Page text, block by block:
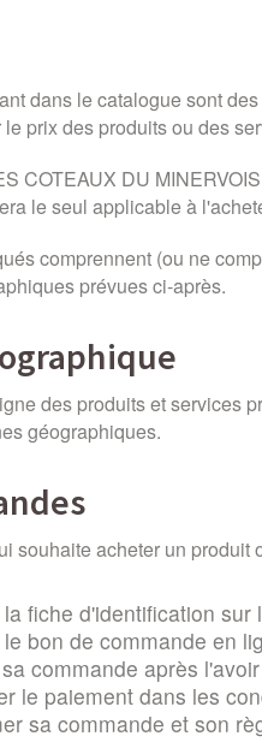
dans le catalogue sont
le prix des produits ou des
COTEAUX DU
le seul applicable à
comprennent (ou ne
prévues ci-après.
des produits et services
géographiques.
souhaite acheter un
fiche d'identification
bon de commande en
commande après
le paiement dans les
sa commande et son